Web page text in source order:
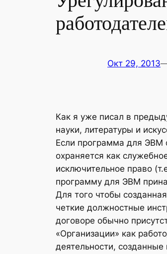
Окт 29, 2013
Как я уже писал в
науки, литературы и
Если программа для ЭВМ
охраняется как
исключительное право
программу для ЭВМ
Для того чтобы
четкие должностные
договоре обычно
«Организации» как
деятельности,